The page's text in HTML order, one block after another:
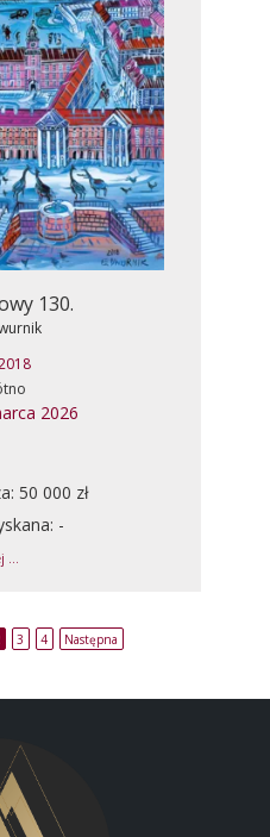
130.
2026
50 000 zł
-
...
3 4 Następna